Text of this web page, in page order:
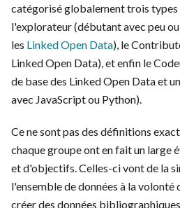
catégorisé globalement trois
l'explorateur (débutant avec peu
les Linked Open Data), le
Linked Open Data), et enfin le
de base des Linked Open Data et
avec JavaScript ou Python).
Ce ne sont pas des définitions
chaque groupe ont en fait un large
et d'objectifs. Celles-ci vont de la
l'ensemble de données à la volonté
créer des données bibliographiques.